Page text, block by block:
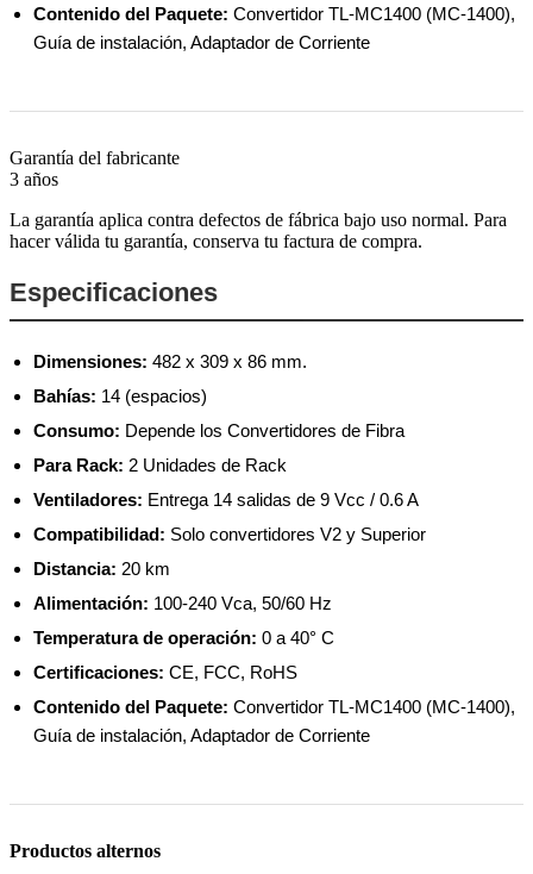
Contenido del Paquete: Convertidor TL-MC1400 (MC-1400),
Guía de instalación, Adaptador de Corriente
Garantía del fabricante
3 años
La garantía aplica contra defectos de fábrica bajo uso normal. Para
hacer válida tu garantía, conserva tu factura de compra.
Especificaciones
Dimensiones: 482 x 309 x 86 mm.
Bahías: 14 (espacios)
Consumo: Depende los Convertidores de Fibra
Para Rack: 2 Unidades de Rack
Ventiladores: Entrega 14 salidas de 9 Vcc / 0.6 A
Compatibilidad: Solo convertidores V2 y Superior
Distancia: 20 km
Alimentación: 100-240 Vca, 50/60 Hz
Temperatura de operación: 0 a 40° C
Certificaciones: CE, FCC, RoHS
Contenido del Paquete: Convertidor TL-MC1400 (MC-1400),
Guía de instalación, Adaptador de Corriente
Productos alternos